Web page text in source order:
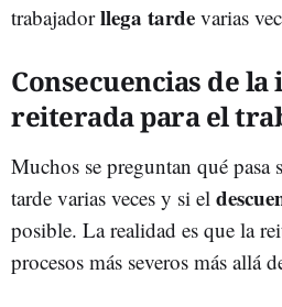
trabajadorllega tarde varias
Consecuencias de
reiterada para el
Muchos se preguntan qué pasa
tarde varias veces y si el
posible. La realidad es que la
procesos más severos más allá